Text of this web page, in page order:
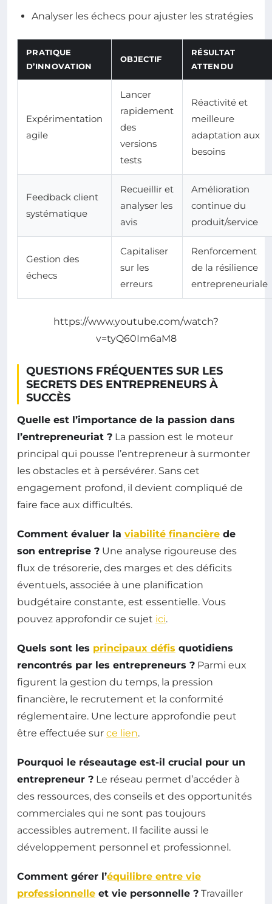
Analyser les échecs pour ajuster les stratégies
PRATIQUE
D’INNOVATION
OBJECTIF
RÉSULTAT
ATTENDU
Expérimentation
agile
Lancer
rapidement
des
versions
tests
Réactivité et
meilleure
adaptation aux
besoins
Feedback client
systématique
Recueillir et
analyser les
avis
Amélioration
continue du
produit/service
Gestion des
échecs
Capitaliser
sur les
erreurs
Renforcement
de la résilience
entrepreneuriale
https://www.youtube.com/watch?
v=tyQ60Im6aM8
QUESTIONS FRÉQUENTES SUR LES
SECRETS DES ENTREPRENEURS À
SUCCÈS
Quelle est l’importance de la passion dans
l’entrepreneuriat ? La passion est le moteur
principal qui pousse l’entrepreneur à surmonter
les obstacles et à persévérer. Sans cet
engagement profond, il devient compliqué de
faire face aux difficultés.
Comment évaluer la viabilité financière de
son entreprise ? Une analyse rigoureuse des
flux de trésorerie, des marges et des déficits
éventuels, associée à une planification
budgétaire constante, est essentielle. Vous
pouvez approfondir ce sujet ici.
Quels sont les principaux défis quotidiens
rencontrés par les entrepreneurs ? Parmi eux
figurent la gestion du temps, la pression
financière, le recrutement et la conformité
réglementaire. Une lecture approfondie peut
être effectuée sur ce lien.
Pourquoi le réseautage est-il crucial pour un
entrepreneur ? Le réseau permet d’accéder à
des ressources, des conseils et des opportunités
commerciales qui ne sont pas toujours
accessibles autrement. Il facilite aussi le
développement personnel et professionnel.
Comment gérer l’équilibre entre vie
professionnelle et vie personnelle ? Travailler